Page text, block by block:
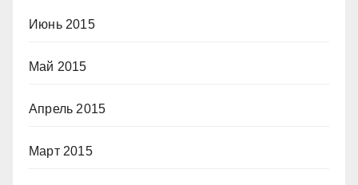
Июнь 2015
Май 2015
Апрель 2015
Март 2015